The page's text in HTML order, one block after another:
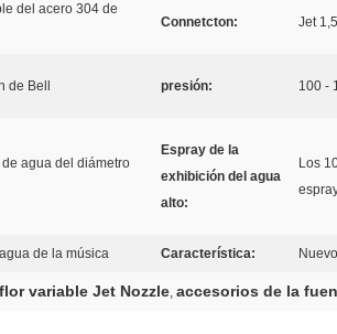
del acero 304 de
Connetcton: Jet
de Bell presión: 100 -
agua del diámetro
Espray de la
exhibición del agua
alto:
Los
de la música Característica:
variable Jet Nozzle, accesorios de la